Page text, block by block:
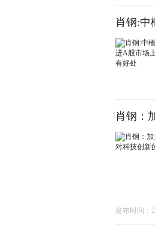
肖钢:中
肖钢：
发布时间：